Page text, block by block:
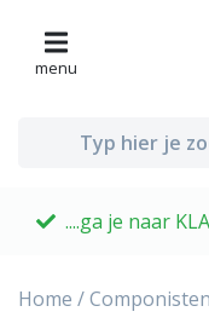
menu
....ga je naar
Home /Componisten